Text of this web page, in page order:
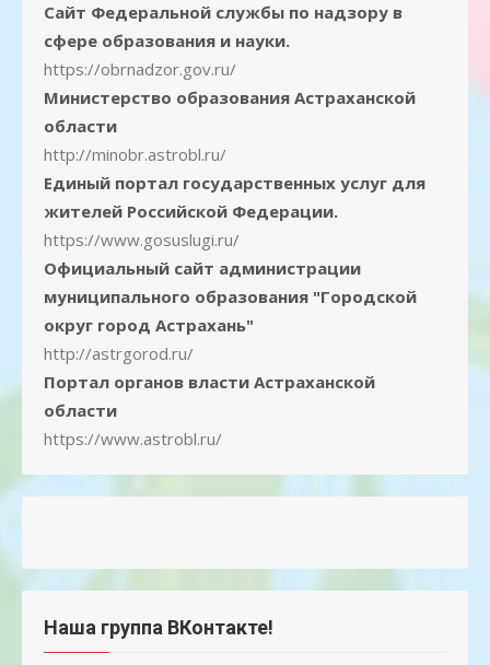
Сайт Федеральной службы по надзору в
сфере образования и науки.
https://obrnadzor.gov.ru/
Министерство образования Астраханской
области
http://minobr.astrobl.ru/
Единый портал государственных услуг для
жителей Российской Федерации.
https://www.gosuslugi.ru/
Официальный сайт администрации
муниципального образования "Городской
округ город Астрахань"
http://astrgorod.ru/
Портал органов власти Астраханской
области
https://www.astrobl.ru/
Наша группа ВКонтакте!